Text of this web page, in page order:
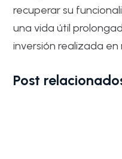
recuperar su
una vida útil
inversión realizada
Post